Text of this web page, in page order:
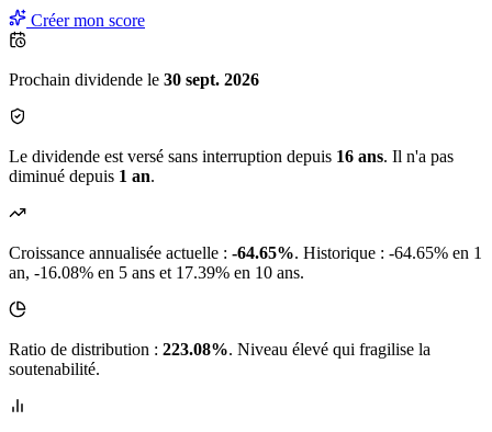
Créer mon score
Prochain dividende le 30 sept. 2026
Le dividende est versé sans interruption depuis 16 ans. Il n'a pas
diminué depuis 1 an.
Croissance annualisée actuelle : -64.65%. Historique : -64.65% en 1
an, -16.08% en 5 ans et 17.39% en 10 ans.
Ratio de distribution : 223.08%. Niveau élevé qui fragilise la
soutenabilité.